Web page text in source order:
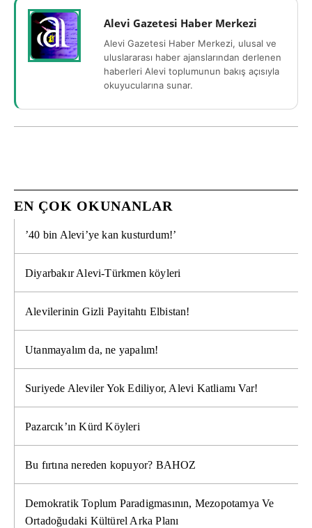
Alevi Gazetesi Haber Merkezi
Alevi Gazetesi Haber Merkezi, ulusal ve
uluslararası haber ajanslarından derlenen
haberleri Alevi toplumunun bakış açısıyla
okuyucularına sunar.
EN ÇOK OKUNANLAR
’40 bin Alevi’ye kan kusturdum!’
Diyarbakır Alevi-Türkmen köyleri
Alevilerinin Gizli Payitahtı Elbistan!
Utanmayalım da, ne yapalım!
Suriyede Aleviler Yok Ediliyor, Alevi Katliamı Var!
Pazarcık’ın Kürd Köyleri
Bu fırtına nereden kopuyor? BAHOZ
Demokratik Toplum Paradigmasının, Mezopotamya Ve
Ortadoğudaki Kültürel Arka Planı